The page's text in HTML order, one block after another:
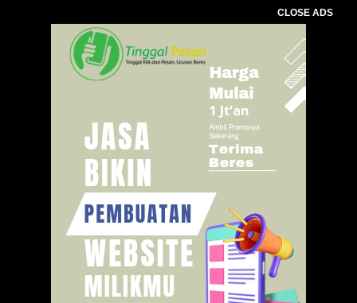
CLOSE ADS